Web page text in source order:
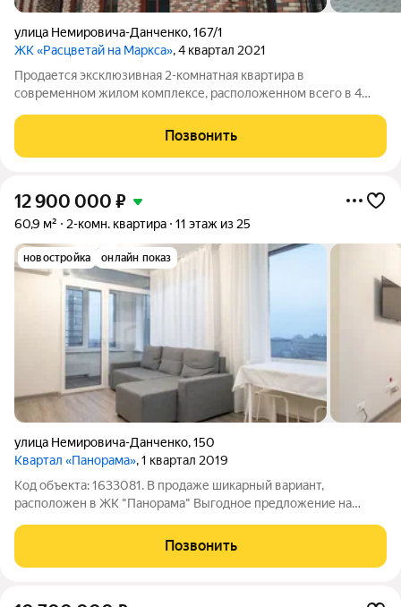
улица Немировича-Данченко,167/1
ЖК «Расцветай на Маркса», 4 квартал 2021
Продается эксклюзивная 2-комнатная квартира в
современном жилом комплексе, расположенном всего в 4
обеспечит вам доступ ко всем удобствам: Сибирь-Арена, ТРК
«Горский», кафе и рестораны в
Позвонить
12 900 000 ₽
60,9 м² 2-комн. квартира 11 этаж из 25
новостройка онлайн показ
улица Немировича-Данченко,150
Квартал «Панорама», 1 квартал 2019
Код объекта: 1633081. В продаже шикарный вариант,
расположен в ЖК "Панорама" Выгодное предложение на
заинтересованными клиентам мы готовы обсудить вариант
торга Квартира расположена в одном из самых
Позвонить